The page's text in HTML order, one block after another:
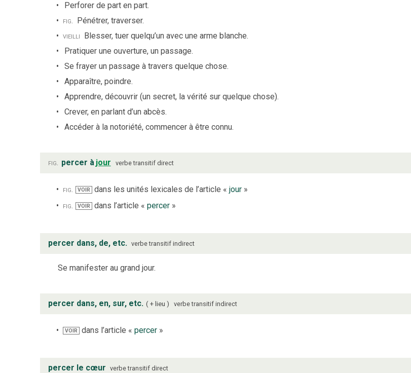
Perforer de part en part.
fig. Pénétrer, traverser.
vieilli Blesser, tuer quelqu’un avec une arme blanche.
Pratiquer une ouverture, un passage.
Se frayer un passage à travers quelque chose.
Apparaître, poindre.
Apprendre, découvrir (un secret, la vérité sur quelque chose).
Crever, en parlant d’un abcès.
Accéder à la notoriété, commencer à être connu.
fig. percer à jour verbe transitif direct
fig. VOIR dans les unités lexicales de l’article «jour »
fig.
VOIR dans l’article «percer »
percer dans, de, etc. verbe transitif indirect
Se manifester au grand jour.
percer dans, en, sur, etc. + lieu verbe transitif indirect
VOIR dans l’article « percer»
percer le cœur verbe transitif direct